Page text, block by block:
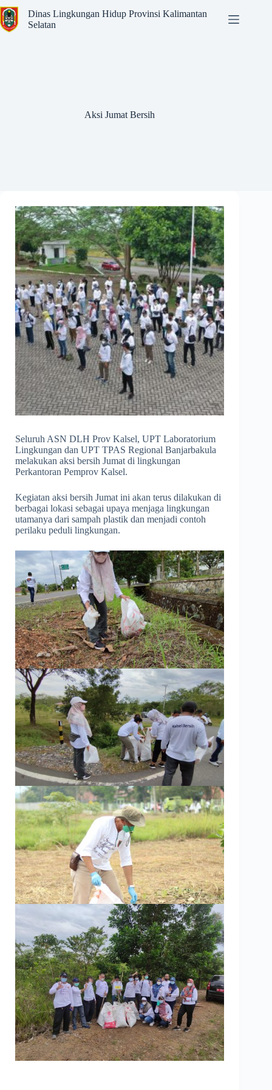
Dinas Lingkungan Hidup Provinsi Kalimantan
Selatan
Aksi Jumat Bersih
Seluruh ASN DLH Prov Kalsel, UPT Laboratorium
Lingkungan dan UPT TPAS Regional Banjarbakula
melakukan aksi bersih Jumat di lingkungan
Perkantoran Pemprov Kalsel.
Kegiatan aksi bersih Jumat ini akan terus dilakukan di
berbagai lokasi sebagai upaya menjaga lingkungan
utamanya dari sampah plastik dan menjadi contoh
perilaku peduli lingkungan.